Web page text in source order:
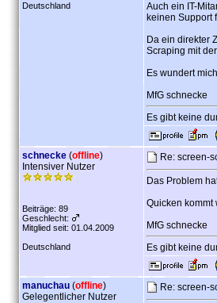
Deutschland
Auch ein IT-
keinen Support
Da ein direkter
Scraping mit
Es wundert
MfG schnecke
Es gibt keine
schnecke (offline)
Intensiver Nutzer
Beiträge: 89
Geschlecht:
Mitglied seit: 01.04.2009
Deutschland
Re: screen-
Das Problem
Quicken kommt
MfG schnecke
Es gibt keine
manuchau (offline)
Gelegentlicher Nutzer
Re: screen-